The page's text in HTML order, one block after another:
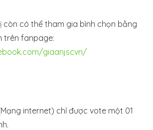
còn có thể tham gia bình chọn bằng
trên fanpage:
giaanjscvn/
internet) chỉ được vote một 01